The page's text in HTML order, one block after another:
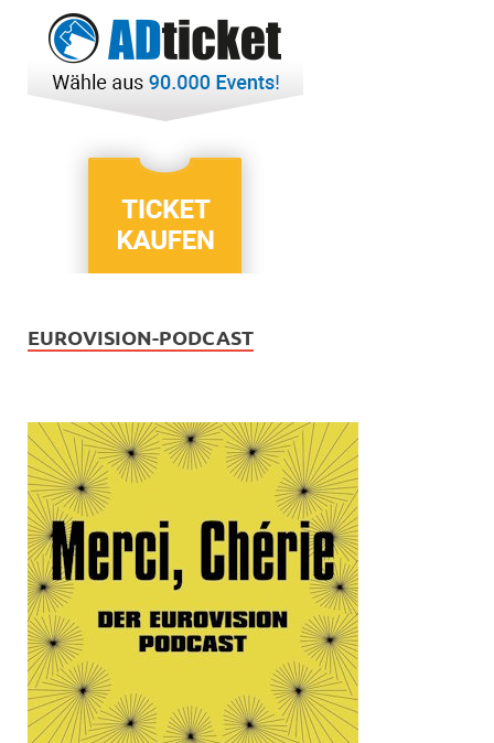
EUROVISION-PODCAST